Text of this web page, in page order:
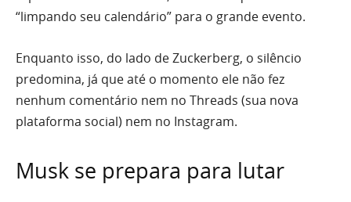
“limpando seu calendário” para o grande evento.
Enquanto isso, do lado de Zuckerberg, o silêncio
predomina, já que até o momento ele não fez
nenhum comentário nem no Threads (sua nova
plataforma social) nem no Instagram.
Musk se prepara para lutar